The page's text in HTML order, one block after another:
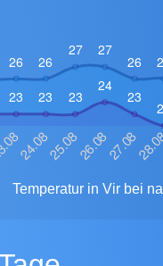
Temperatur in Vir bei